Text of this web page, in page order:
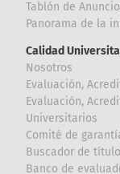
Tablón de
Panorama de la
Calidad
Nosotros
Evaluación,
Evaluación,
Universitarios
Comité de
Buscador de
Banco de